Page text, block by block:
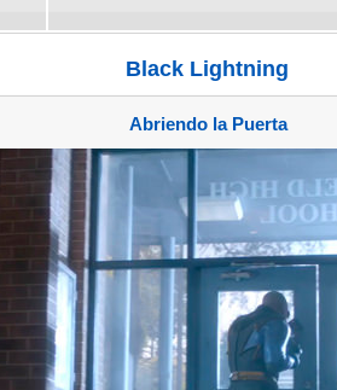
Black Lightning
Abriendo la Puerta